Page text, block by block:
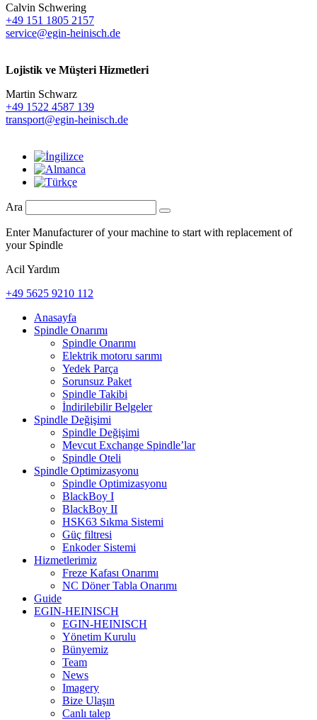
Calvin Schwering
+49 151 1805 2157
service@egin-heinisch.de
Lojistik ve Müşteri Hizmetleri
Martin Schwarz
+49 1522 4587 139
transport@egin-heinisch.de
Ara
Enter Manufacturer of your machine to start with replacement of
your Spindle
Acil Yardım
+49 5625 9210 112
Anasayfa
Spindle Onarımı
Spindle Onarımı
Elektrik motoru sarımı
Yedek Parça
Sorunsuz Paket
Spindle Takibi
İndirilebilir Belgeler
Spindle Değişimi
Spindle Değişimi
Mevcut Exchange Spindle’lar
Spindle Oteli
Spindle Optimizasyonu
Spindle Optimizasyonu
BlackBoy I
BlackBoy II
HSK63 Sıkma Sistemi
Güç filtresi
Enkoder Sistemi
Hizmetlerimiz
Freze Kafası Onarımı
NC Döner Tabla Onarımı
Guide
EGIN-HEINISCH
EGIN-HEINISCH
Yönetim Kurulu
Bünyemiz
Team
News
Imagery
Bize Ulaşın
Canlı talep